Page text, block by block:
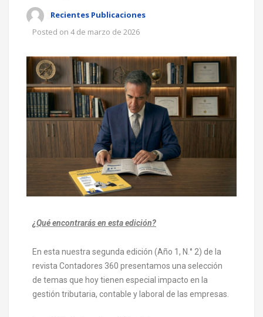
Recientes Publicaciones
Posted on 4 de marzo de 2026
¿Qué encontrarás en esta edición?
En esta nuestra segunda edición (Año 1, N.° 2) de la
revista Contadores 360 presentamos una selección
de temas que hoy tienen especial impacto en la
gestión tributaria, contable y laboral de las empresas.